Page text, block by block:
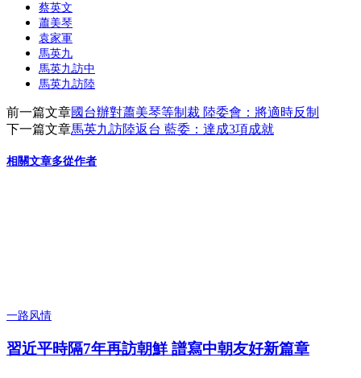
蔡英文
蕭美琴
袁家軍
馬英九
馬英九訪中
馬英九訪陸
前一篇文章國台辦對蕭美琴等制裁 陸委會：將適時反制
下一篇文章馬英九訪陸返台 藍委：達成3項成就
相關文章多從作者
一路风情
習近平時隔7年再訪朝鮮 譜寫中朝友好新篇章